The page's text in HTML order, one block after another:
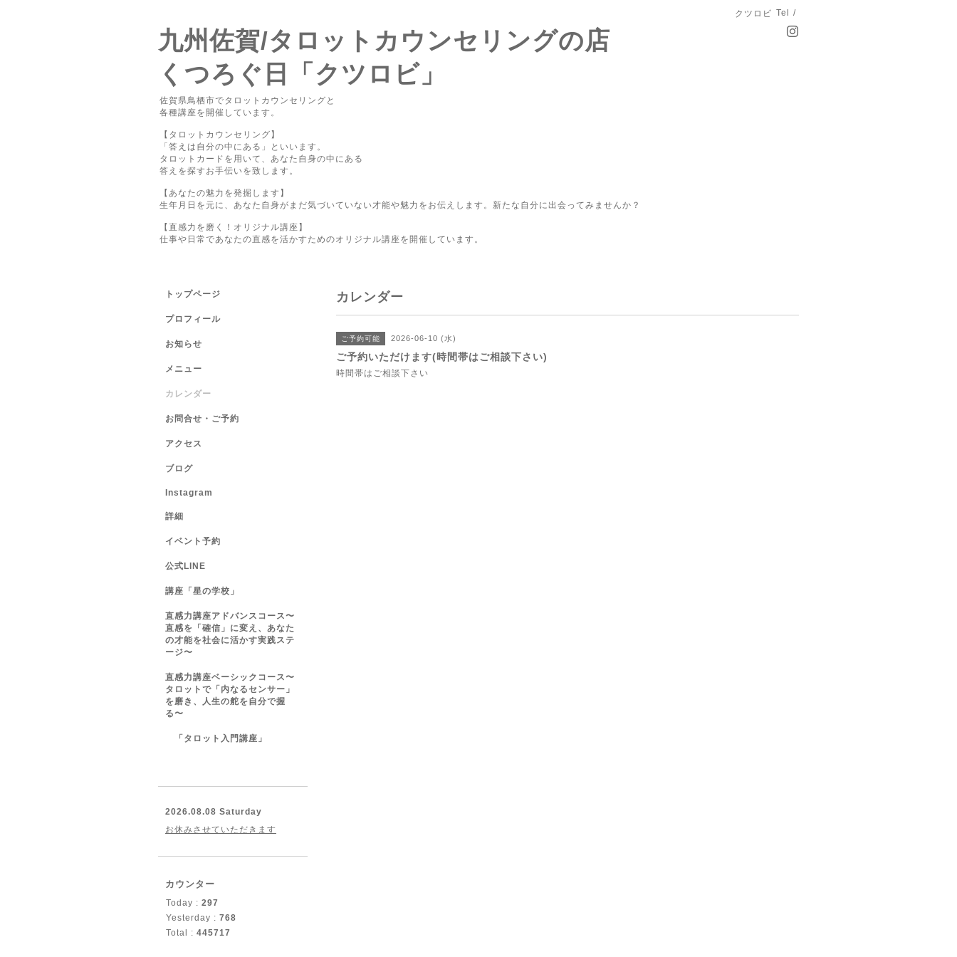
クツロビ Tel /
九州佐賀/タロットカウンセリングの店
くつろぐ日「クツロビ」
佐賀県鳥栖市でタロットカウンセリングと
各種講座を開催しています。
【タロットカウンセリング】
「答えは自分の中にある」といいます。
タロットカードを用いて、あなた自身の中にある
答えを探すお手伝いを致します。
【あなたの魅力を発掘します】
生年月日を元に、あなた自身がまだ気づいていない才能や魅力をお伝えします。新たな自分に出会ってみませんか？
【直感力を磨く！オリジナル講座】
仕事や日常であなたの直感を活かすためのオリジナル講座を開催しています。
カレンダー
ご予約可能 2026-06-10 (水)
ご予約いただけます(時間帯はご相談下さい)
時間帯はご相談下さい
トップページ
プロフィール
お知らせ
メニュー
カレンダー
お問合せ・ご予約
アクセス
ブログ
Instagram
詳細
イベント予約
公式LINE
講座「星の学校」
直感力講座アドバンスコース〜
直感を「確信」に変え、あなた
の才能を社会に活かす実践ステ
ージ〜
直感力講座ベーシックコース〜
タロットで「内なるセンサー」
を磨き、人生の舵を自分で握
る〜
「タロット入門講座」
2026.08.08 Saturday
お休みさせていただきます
カウンター
Today : 297
Yesterday : 768
Total : 445717